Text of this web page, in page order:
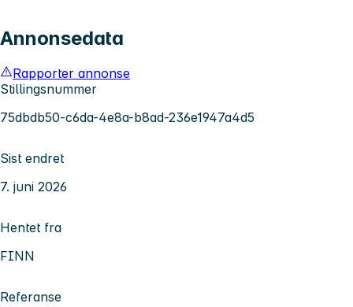
Annonsedata
Rapporter annonse
Stillingsnummer
75dbdb50-c6da-4e8a-b8ad-236e1947a4d5
Sist endret
7. juni 2026
Hentet fra
FINN
Referanse